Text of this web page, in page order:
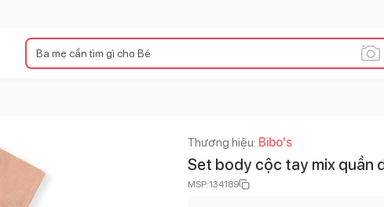
Thương hiệu: Bibo's
Set body cộc tay mix quần
MSP:134189